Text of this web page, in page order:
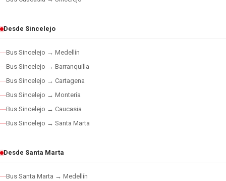
Desde Sincelejo
Bus Sincelejo → Medellín
Bus Sincelejo → Barranquilla
Bus Sincelejo → Cartagena
Bus Sincelejo → Montería
Bus Sincelejo → Caucasia
Bus Sincelejo → Santa Marta
Desde Santa Marta
Bus Santa Marta → Medellín